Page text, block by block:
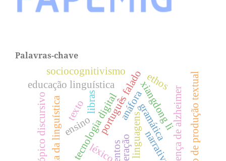
Palavras-chave
linguagens
ensino
tecnologia digital gramática
história da linguística português falado
texto
educação linguística xiangdong lidoença de alzheimer
narrativas
interação
sociocognitivismo
tópico discursivo anáfora ensino de produção textual
ethos
léxico
libras